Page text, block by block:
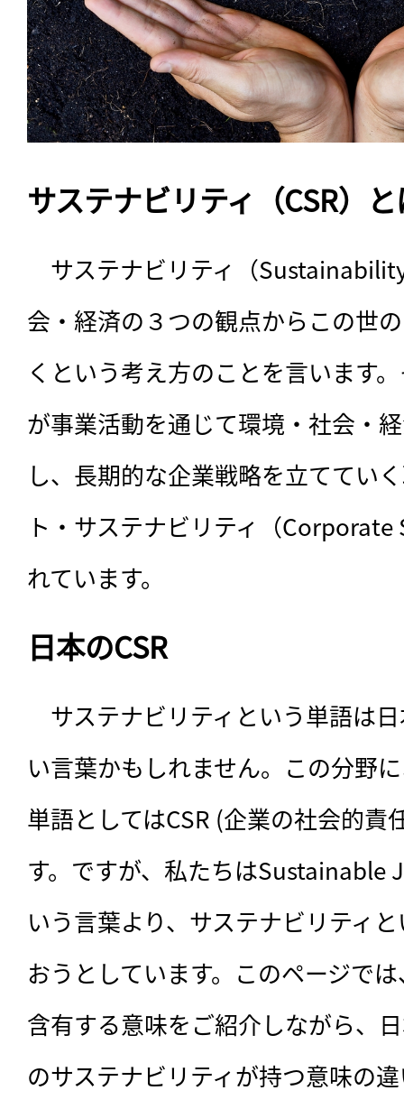
サステナビリティ（CSR）
サステナビリティ（
会・経済の３つの観点からこの世
くという考え方のことを言います
が事業活動を通じて環境・社会・
し、長期的な企業戦略を立ててい
ト・サステナビリティ（
れています。
日本のCSR
サステナビリティという単語は
い言葉かもしれません。この分野
単語としてはCSR (企業の社会的責
す。ですが、私たちはSustainable
いう言葉より、サステナビリティ
おうとしています。このページで
含有する意味をご紹介しながら、
のサステナビリティが持つ意味の